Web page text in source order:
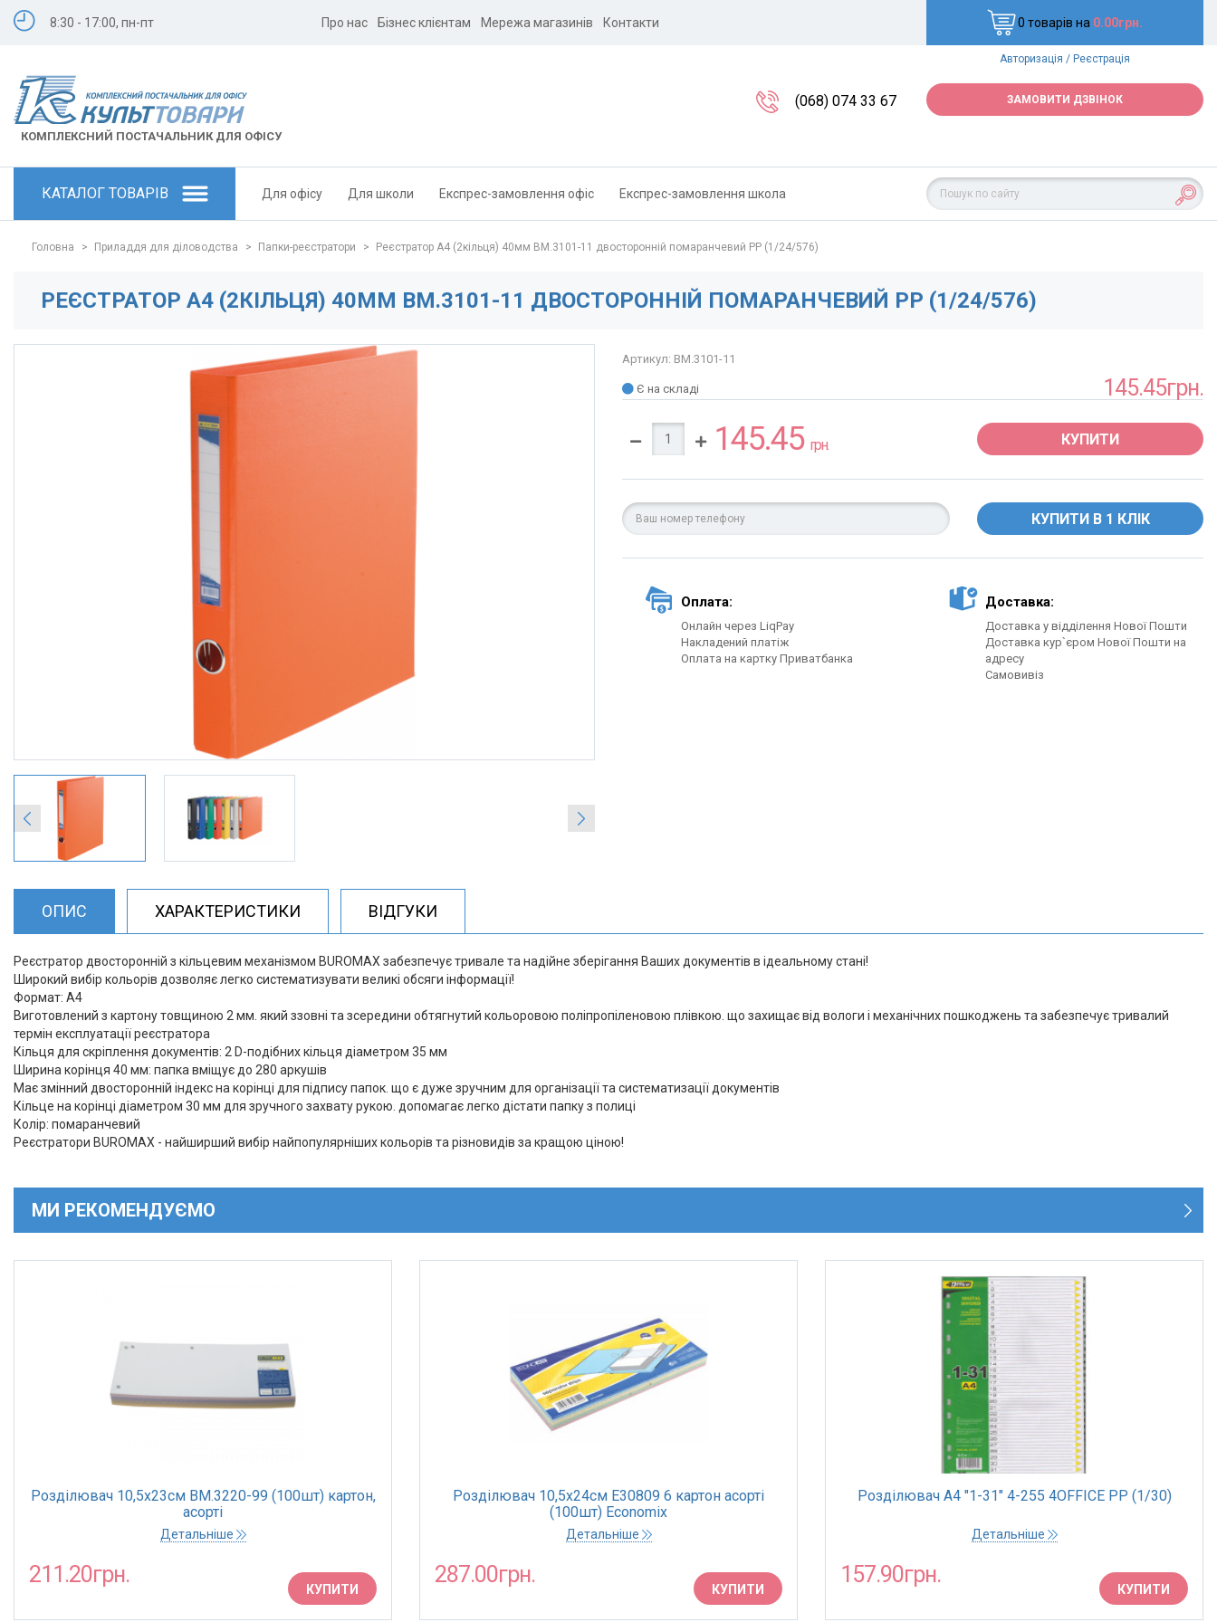
8:30 - 17:00, пн-пт Про нас Бізнес клієнтам Мережа магазинів Контакти 0 товарів на 0.00грн.
Авторизація / Реєстрація
КОМПЛЕКСНИЙ ПОСТАЧАЛЬНИК ДЛЯ ОФІСУ
(068) 074 33 67 ЗАМОВИТИ ДЗВІНОК
КАТАЛОГ ТОВАРІВ Для офісу Для школи Експрес-замовлення офіс Експрес-замовлення школа
Головна > Приладдя для діловодства > Папки-реєстратори > Реєстратор А4 (2кільця) 40мм BM.3101-11 двосторонній помаранчевий PP (1/24/576)
РЕЄСТРАТОР А4 (2КІЛЬЦЯ) 40ММ BM.3101-11 ДВОСТОРОННІЙ ПОМАРАНЧЕВИЙ PP (1/24/576)
Артикул: BM.3101-11
Є на складі 145.45грн.
145.45 грн. КУПИТИ
Оплата:
Онлайн через LiqPay
Накладений платіж
Оплата на картку Приватбанка
Доставка:
Доставка у відділення Нової Пошти
Доставка кур`єром Нової Пошти на
адресу
Самовивіз
ОПИС ХАРАКТЕРИСТИКИ ВІДГУКИ
Реєстратор двосторонній з кільцевим механізмом BUROMAX забезпечує тривале та надійне зберігання Ваших документів в ідеальному стані!
Широкий вибір кольорів дозволяє легко систематизувати великі обсяги інформації!
Формат: А4
Виготовлений з картону товщиною 2 мм. який ззовні та зсередини обтягнутий кольоровою поліпропіленовою плівкою. що захищає від вологи і механічних пошкоджень та забезпечує тривалий
термін експлуатації реєстратора
Кільця для скріплення документів: 2 D-подібних кільця діаметром 35 мм
Ширина корінця 40 мм: папка вміщує до 280 аркушів
Має змінний двосторонній індекс на корінці для підпису папок. що є дуже зручним для організації та систематизації документів
Кільце на корінці діаметром 30 мм для зручного захвату рукою. допомагає легко дістати папку з полиці
Колір: помаранчевий
Реєстратори BUROMAX - найширший вибір найпопулярніших кольорів та різновидів за кращою ціною!
МИ РЕКОМЕНДУЄМО
Розділювач 10,5х23см BM.3220-99 (100шт) картон,
асорті
Детальніше
211.20грн.
КУПИТИ
Розділювач 10,5х24см E30809 6 картон асорті
(100шт) Economix
Детальніше
287.00грн.
КУПИТИ
Розділювач А4 "1-31" 4-255 4OFFICE РР (1/30)
Детальніше
157.90грн.
КУПИТИ